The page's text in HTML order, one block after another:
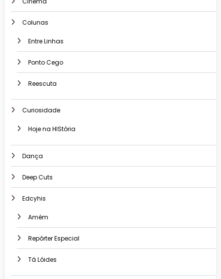
Colunas
Entre Linhas
Ponto Cego
Reescuta
Curiosidade
Hoje na HIStória
Dança
Deep Cuts
Edcyhis
Amém
Repórter Especial
Tá Lóides